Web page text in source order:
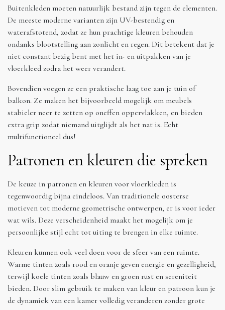
Buitenkleden moeten natuurlijk bestand zijn tegen de elementen.
De meeste moderne varianten zijn UV-bestendig en
waterafstotend, zodat ze hun prachtige kleuren behouden
ondanks blootstelling aan zonlicht en regen. Dit betekent dat je
niet constant bezig bent met het in- en uitpakken van je
vloerkleed zodra het weer verandert.
Bovendien voegen ze een praktische laag toe aan je tuin of
balkon. Ze maken het bijvoorbeeld mogelijk om meubels
stabieler neer te zetten op oneffen oppervlakken, en bieden
extra grip zodat niemand uitglijdt als het nat is. Echt
multifunctioneel dus!
Patronen en kleuren die spreken
De keuze in patronen en kleuren voor vloerkleden is
tegenwoordig bijna eindeloos. Van traditionele oosterse
motieven tot moderne geometrische ontwerpen, er is voor ieder
wat wils. Deze verscheidenheid maakt het mogelijk om je
persoonlijke stijl echt tot uiting te brengen in elke ruimte.
Kleuren kunnen ook veel doen voor de sfeer van een ruimte.
Warme tinten zoals rood en oranje geven energie en gezelligheid,
terwijl koele tinten zoals blauw en groen rust en sereniteit
bieden. Door slim gebruik te maken van kleur en patroon kun je
de dynamiek van een kamer volledig veranderen zonder grote